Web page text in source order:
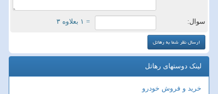
سوال: = ۱ بعلاوه ۳
لینک دوستهای رهاتل
خرید و فروش خودرو